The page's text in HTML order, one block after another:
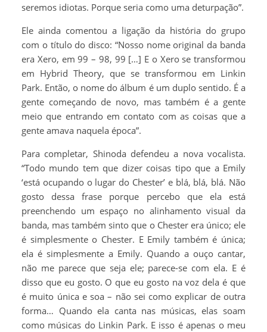
seremos idiotas. Porque seria como uma deturpação”.
Ele ainda comentou a ligação da história do grupo
com o título do disco: “Nosso nome original da banda
era Xero, em 99 – 98, 99 […] E o Xero se transformou
em Hybrid Theory, que se transformou em Linkin
Park. Então, o nome do álbum é um duplo sentido. É a
gente começando de novo, mas também é a gente
meio que entrando em contato com as coisas que a
gente amava naquela época”.
Para completar, Shinoda defendeu a nova vocalista.
“Todo mundo tem que dizer coisas tipo que a Emily
‘está ocupando o lugar do Chester’ e blá, blá, blá. Não
gosto dessa frase porque percebo que ela está
preenchendo um espaço no alinhamento visual da
banda, mas também sinto que o Chester era único; ele
é simplesmente o Chester. E Emily também é única;
ela é simplesmente a Emily. Quando a ouço cantar,
não me parece que seja ele; parece-se com ela. E é
disso que eu gosto. O que eu gosto na voz dela é que
é muito única e soa – não sei como explicar de outra
forma… Quando ela canta nas músicas, elas soam
como músicas do Linkin Park. E isso é apenas o meu